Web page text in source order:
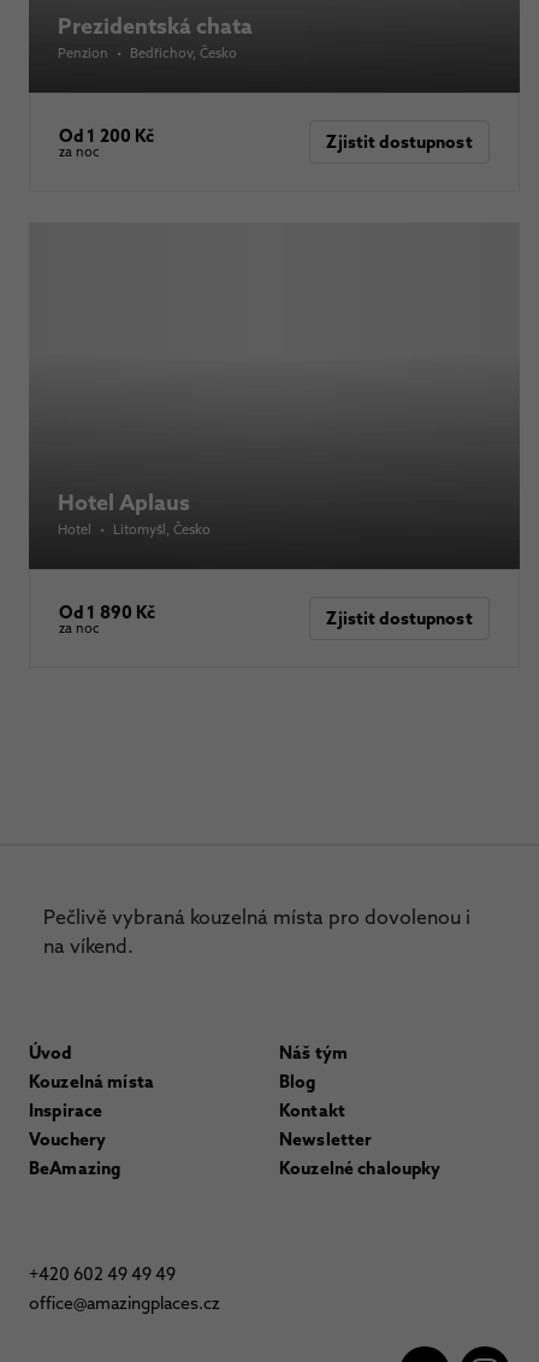
Prezidentská chata
Penzion • Bedřichov, Česko
Od 1 200 Kč
za noc Zjistit dostupnost
Hotel Aplaus
Hotel • Litomyšl , Česko
Od 1 890 Kč
za noc Zjistit dostupnost
Pečlivě vybraná kouzelná místa pro dovolenou i
na víkend.
Úvod
Kouzelná místa
Inspirace
Vouchery
BeAmazing
Náš tým
Blog
Kontakt
Newsletter
Kouzelné chaloupky
+420 602 49 49 49
office@amazingplaces.cz